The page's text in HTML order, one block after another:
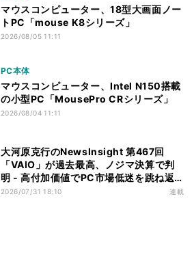
マウスコンピューター、18型大画面ノー
トPC「mouse K8シリーズ」
2026/08/05 11:11
PC本体
マウスコンピューター、Intel N150搭載
の小型PC「MousePro CRシリーズ」
2026/08/04 11:11
大河原克行のNewsInsight 第467回
「VAIO」が過去最高、ノジマ決算で判
明 - 高付加価値でPC市場低迷を跳ね返
す
2026/07/31 18:10 連載